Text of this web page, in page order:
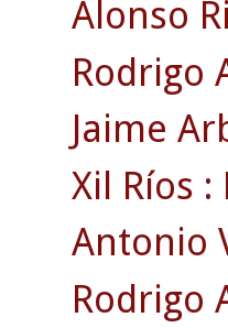
Alonso
Rodrigo
Jaime
Xil Ríos
Antonio
Rodrigo